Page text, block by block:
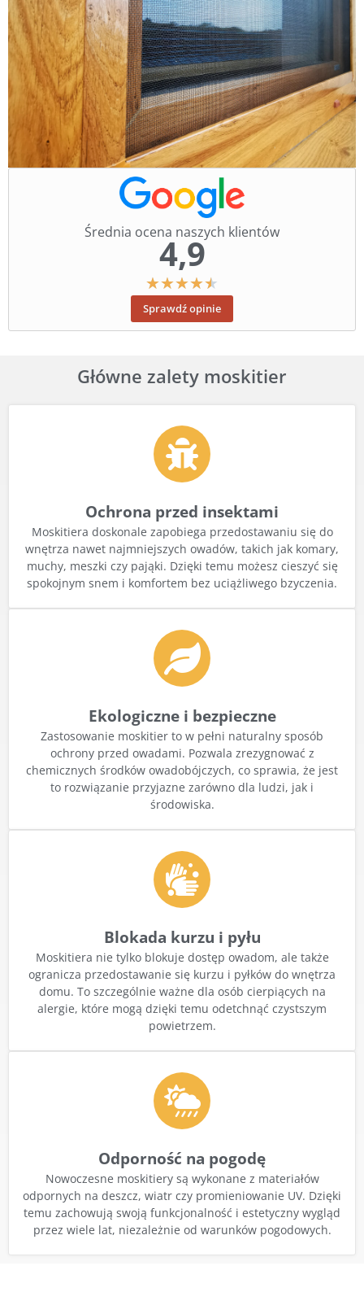
Średnia ocena naszych klientów
4,9
★★★★★
Sprawdź opinie
Ochrona przed insektami
Moskitiera doskonale zapobiega przedostawaniu się do
wnętrza nawet najmniejszych owadów, takich jak komary,
muchy, meszki czy pająki. Dzięki temu możesz cieszyć się
spokojnym snem i komfortem bez uciążliwego bzyczenia.
Ekologiczne i bezpieczne
Zastosowanie moskitier to w pełni naturalny sposób
ochrony przed owadami. Pozwala zrezygnować z
chemicznych środków owadobójczych, co sprawia, że jest
to rozwiązanie przyjazne zarówno dla ludzi, jak i
środowiska.
Blokada kurzu i pyłu
Moskitiera nie tylko blokuje dostęp owadom, ale także
ogranicza przedostawanie się kurzu i pyłków do wnętrza
domu. To szczególnie ważne dla osób cierpiących na
alergie, które mogą dzięki temu odetchnąć czystszym
powietrzem.
Odporność na pogodę
Nowoczesne moskitiery są wykonane z materiałów
odpornych na deszcz, wiatr czy promieniowanie UV. Dzięki
temu zachowują swoją funkcjonalność i estetyczny wygląd
przez wiele lat, niezależnie od warunków pogodowych.
Główne zalety moskitier